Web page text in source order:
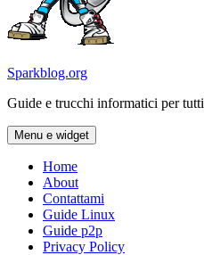
Sparkblog.org
Guide e trucchi informatici per tutti
Menu e widget
Home
About
Contattami
Guide Linux
Guide p2p
Privacy Policy